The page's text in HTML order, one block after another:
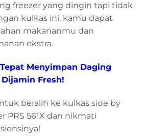
freezer yang dingin tapi tidak
kulkas ini, kamu dapat
makananmu dan
ekstra.
Menyimpan Daging
Fresh!
beralih ke kulkas side by
PRS 561X dan nikmati